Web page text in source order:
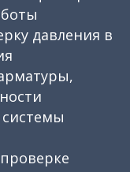
давления в